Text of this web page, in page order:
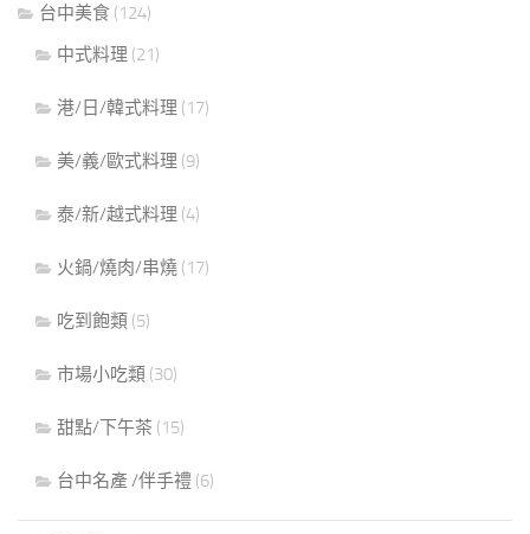
台中美食 (124)
中式料理 (21)
港/日/韓式料理 (17)
美/義/歐式料理 (9)
泰/新/越式料理 (4)
火鍋/燒肉/串燒 (17)
吃到飽類 (5)
市場小吃類 (30)
甜點/下午茶 (15)
台中名產 /伴手禮 (6)